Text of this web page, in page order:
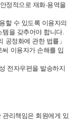
정적으로 재화·용역을
할 수 있도록 이용자의
템을 갖추어야 합니다.
공정화에 관한 법률」
이용자가 손해를 입
전자우편을 발송하지
리책임은 회원에게 있